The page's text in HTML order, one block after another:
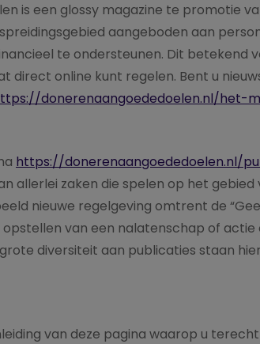
is een glossy magazine te promotie
aangeboden aan
te ondersteunen. Dit betekend
direct online kunt regelen. Bent u
donerenaangoededoelen.nl/het-
https://donerenaangoededoelen.nl/
allerlei zaken die spelen op het
nieuwe regelgeving omtrent de
van een nalatenschap of actie
diversiteit aan publicaties staan
van deze pagina waarop u